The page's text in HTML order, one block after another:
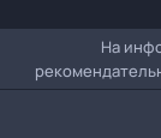
На